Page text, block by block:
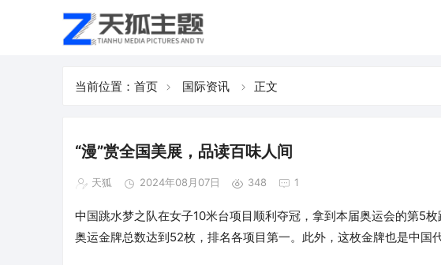
当前位置： 首页 国际资讯 正文
“漫”赏全国美展，品读百味人间
天狐 2024年08月07日 348 1
中国跳水梦之队在女子10米台项目顺利夺冠，拿到本届奥运会的第5
奥运金牌总数达到52枚，排名各项目第一。此外，这枚金牌也是中国